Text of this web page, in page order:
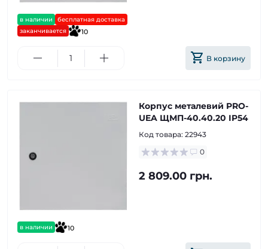
в наличии
бесплатная доставка
заканчивается
10
В корзину
в наличии 10
Корпус металевий PRO-
UEA ЩМП-40.40.20 IP54
Код товара: 22943
0
2 809.00 грн.